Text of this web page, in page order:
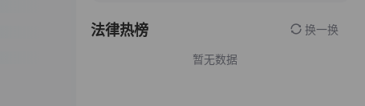
法律热榜 换一换
暂无数据